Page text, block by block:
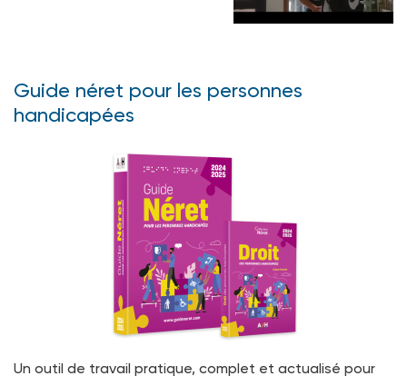
Guide néret pour les personnes
handicapées
Un outil de travail pratique, complet et actualisé pour